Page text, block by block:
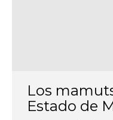
Los
Estado de